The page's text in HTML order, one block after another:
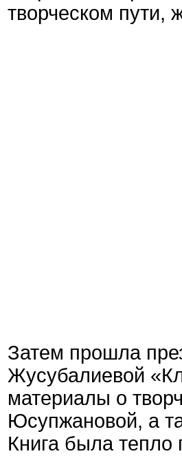
творческом пути,
Затем прошла
Жусубалиевой
материалы о
Юсупжановой, а
Книга была тепло